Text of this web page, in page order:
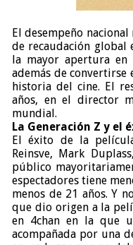
El desempeño
de recaudación global
la mayor apertura en
además de
historia del cine. El
años, en el director
mundial.
La Generación Z y el
El éxito de la
Reinsve, Mark
público
espectadores tiene
menos de 21 años. Y
que dio origen a la
en 4chan en la que
acompañada por una